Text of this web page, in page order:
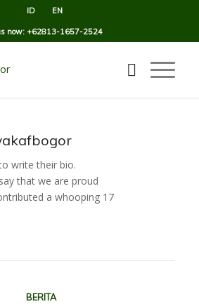
ID EN
now: +62813-1657-2524
write their bio.
that we are proud
a whooping 17
BERITA